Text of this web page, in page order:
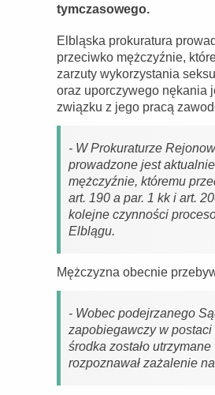
tymczasowego.
Elbląska prokuratura
przeciwko mężczyźnie,
zarzuty wykorzystania
oraz uporczywego nękania
związku z jego pracą
- W Prokuraturze
prowadzone jest
mężczyźnie, któremu
art. 190 a par. 1 kk i art.
kolejne czynności
Elblągu.
Mężczyzna obecnie
- Wobec podejrzanego
zapobiegawczy w
środka zostało
rozpoznawał zażalenie